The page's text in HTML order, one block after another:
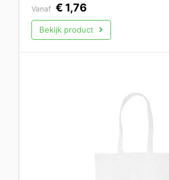
Vanaf € 1,76
Bekijk product